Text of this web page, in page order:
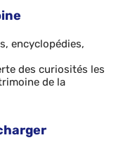
encyclopédies,
des curiosités les
de la